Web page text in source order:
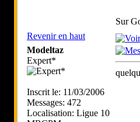
Sur
Revenir en haut
Modeltaz
Expert*
Inscrit le: 11/03/2006
Messages: 472
Localisation: Ligue 10